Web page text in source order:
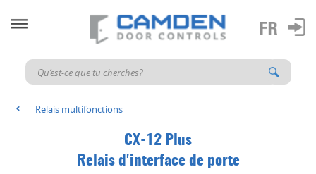
< Relais multifonctions
CX-12 Plus
Relais d'interface de porte